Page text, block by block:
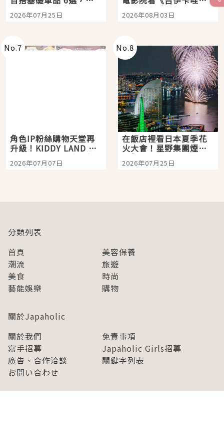
眼全收也不心疼
2026年07月25日 嗎？日本重金屬樂團
「打首」會長與nagano
2026年08月03日
No.7
角色IP粉絲購物天堂再
升級！KIDDY LAND 原
宿店吉伊卡哇迎客，新
開幕 OMOKADO 店3分
2026年07月07日
No.8
在飯店裡看日本夏季花
火大會！星野集團煙火
景觀飯店6選，讓你不用
人擠人悠閒欣賞
2026年07月25日
分類列表
首頁
美容保養
潮流
旅遊
美食
時尚
藝能娛樂
購物
關於Japaholic
關於我們
免責事項
寫手招募
Japaholic Girls招募
廣告、合作洽談
關鍵字列表
お問い合わせ